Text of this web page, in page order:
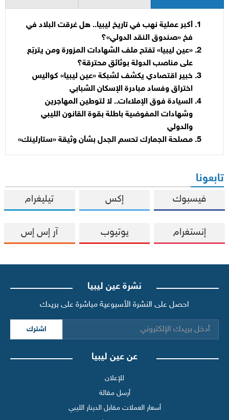
أكبر عملية نهب في تاريخ ليبيا.. هل غرقت البلاد في
فخ «صندوق النقد الدولي»؟
«عين ليبيا» تفتح ملف الشهادات المزورة ومن يتربّع
على مناصب الدولة بوثائق محترقة؟
خبير اقتصادي يكشف لشبكة «عين ليبيا» كواليس
اختراق وفساد مبادرة الإسكان الشبابي
السيادة فوق الإملاءات.. لا لتوطين المهاجرين
وشهادات المفوضية باطلة بقوة القانون الليبي
والدولي
مصلحة الجمارك تحسم الجدل بشأن وثيقة «ستارلينك»
تابعونا
فيسبوك إكس تيليغرام
إنستغرام يوتيوب آر إس إس
نشرة عين ليبيا
احصل على النشرة الأسبوعية مباشرة على بريدك
اشترك
عن عين ليبيا
للإعلان
أرسل مقالة
أسعار العملات مقابل الدينار الليبي